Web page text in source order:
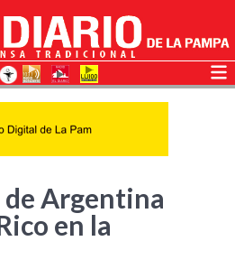
Argentina
en la